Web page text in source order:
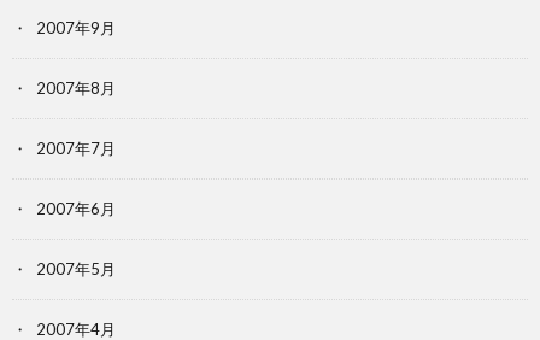
2007年9月
2007年8月
2007年7月
2007年6月
2007年5月
2007年4月